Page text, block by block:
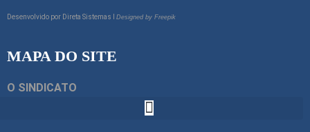
Desenvolvido por Direta Sistemas I Designed by Freepik
MAPA DO SITE
O SINDICATO